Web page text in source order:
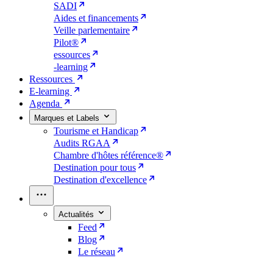
SADI
Aides et financements
Veille parlementaire
Pilot®
essources
-learning
Ressources
E-learning
Agenda
Marques et Labels
Tourisme et Handicap
Audits RGAA
Chambre d'hôtes référence®
Destination pour tous
Destination d'excellence
Actualités
Feed
Blog
Le réseau